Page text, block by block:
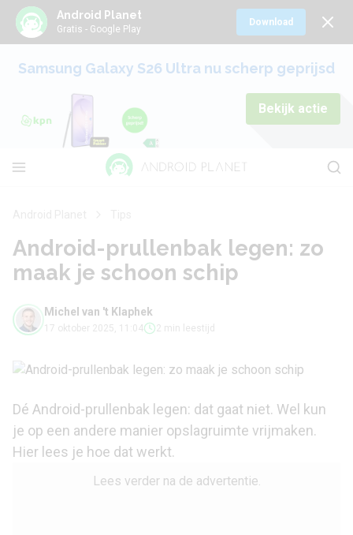
Android Planet
Gratis - Google Play
Download
Samsung Galaxy S26 Ultra nu scherp geprijsd
Bekijk actie
Android-prullenbak legen: zo
maak je schoon schip
Michel van 't Klaphek
17 oktober 2025, 11:04 2 min leestijd
Dé Android-prullenbak legen: dat gaat niet. Wel kun
je op een andere manier opslagruimte vrijmaken.
Hier lees je hoe dat werkt.
Lees verder na de advertentie.